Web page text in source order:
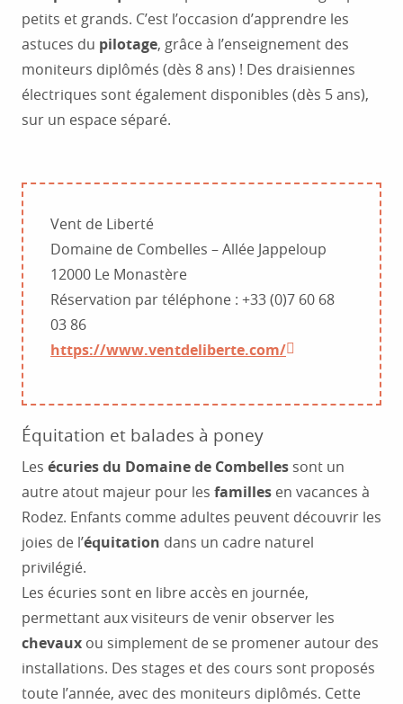
petits et grands. C’est l’occasion d’apprendre les
astuces du pilotage, grâce à l’enseignement des
moniteurs diplômés (dès 8 ans) ! Des draisiennes
électriques sont également disponibles (dès 5 ans),
sur un espace séparé.
Vent de Liberté
Domaine de Combelles – Allée Jappeloup
12000 Le Monastère
Réservation par téléphone : +33 (0)7 60 68
03 86
https://www.ventdeliberte.com/
Équitation et balades à poney
Les écuries du Domaine de Combelles sont un
autre atout majeur pour les familles en vacances à
Rodez. Enfants comme adultes peuvent découvrir les
joies de l’équitation dans un cadre naturel
privilégié.
Les écuries sont en libre accès en journée,
permettant aux visiteurs de venir observer les
chevaux ou simplement de se promener autour des
installations. Des stages et des cours sont proposés
toute l’année, avec des moniteurs diplômés. Cette